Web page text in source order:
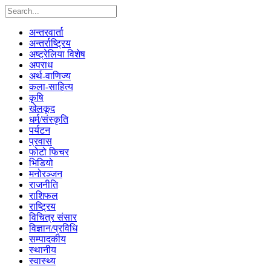
अन्तरवार्ता
अन्तर्राष्ट्रिय
अष्ट्रेलिया विशेष
अपराध
अर्थ-वाणिज्य
कला-साहित्य
कृषि
खेलकूद
धर्म/संस्कृति
पर्यटन
प्रवास
फोटो फिचर
भिडियो
मनोरञ्जन
राजनीति
राशिफल
राष्ट्रिय
विचित्र संसार
विज्ञान/प्रविधि
सम्पादकीय
स्थानीय
स्वास्थ्य